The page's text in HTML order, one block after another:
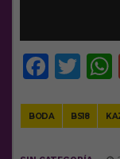
BODA BS18